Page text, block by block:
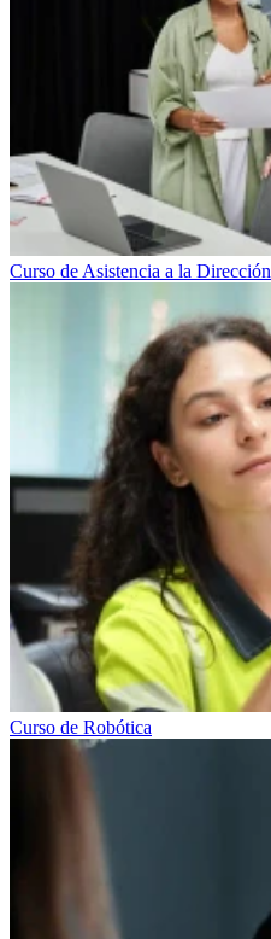
Curso de Asistencia a la Dirección
Curso de Robótica